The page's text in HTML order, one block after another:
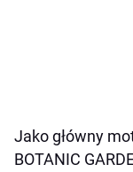
Jako główny
BOTANIC